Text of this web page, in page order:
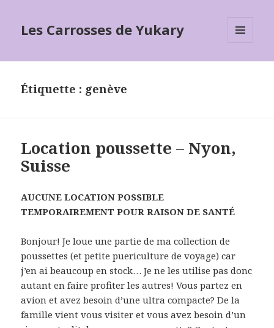
Les Carrosses de Yukary
Étiquette : genève
Location poussette – Nyon,
Suisse
AUCUNE LOCATION POSSIBLE
TEMPORAIREMENT POUR RAISON DE SANTÉ
Bonjour! Je loue une partie de ma collection de
poussettes (et petite puericulture de voyage) car
j’en ai beaucoup en stock… Je ne les utilise pas donc
autant en faire profiter les autres! Vous partez en
avion et avez besoin d’une ultra compacte? De la
famille vient vous visiter et vous avez besoin d’un